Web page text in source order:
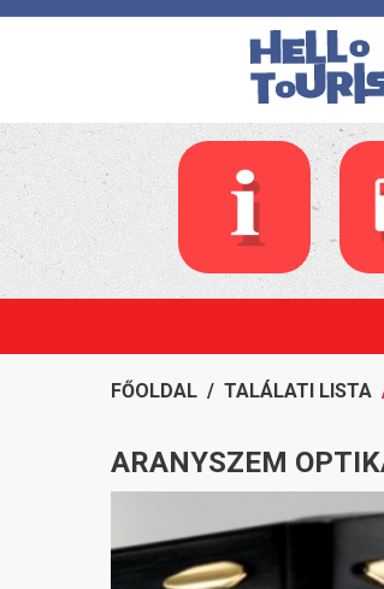
FŐOLDAL / TALÁLATI LISTA
ARANYSZEM